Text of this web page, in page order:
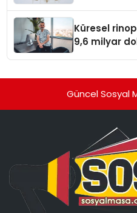
Küresel
9,6 milyar
Güncel Sosyal